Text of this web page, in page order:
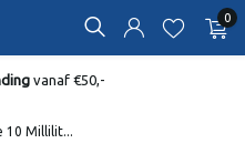
0
vanaf €50,-
10 Millilit...